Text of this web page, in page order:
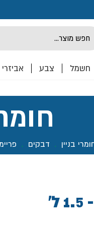
חשמל צבע
בניין . דבקים .
פריימר 003 אפוקסי על בסיס מים- 1.5 ל'